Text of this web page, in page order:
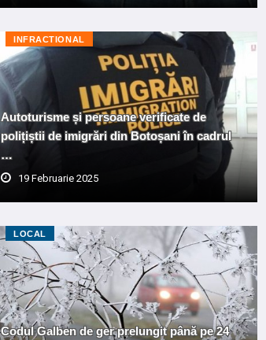
INFRACTIONAL
Autoturisme și persoane verificate de
polițiștii de imigrări din Botoșani în cadrul
…
19 Februarie 2025
LOCAL
Codul Galben de ger prelungit până pe 24